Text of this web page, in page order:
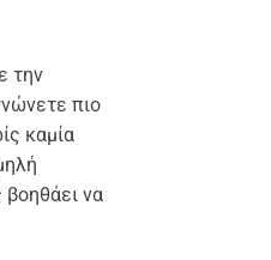
την
πιο
καμία
να